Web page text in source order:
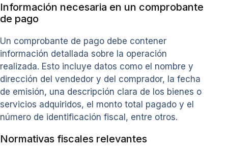
Información necesaria en un comprobante
de pago
Un comprobante de pago debe contener
información detallada sobre la operación
realizada. Esto incluye datos como el nombre y
dirección del vendedor y del comprador, la fecha
de emisión, una descripción clara de los bienes o
servicios adquiridos, el monto total pagado y el
número de identificación fiscal, entre otros.
Normativas fiscales relevantes